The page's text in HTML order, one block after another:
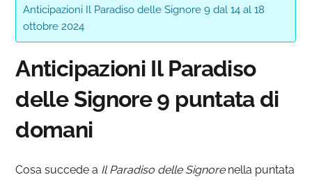
Anticipazioni Il Paradiso delle Signore 9 dal 14 al 18
ottobre 2024
Anticipazioni Il Paradiso
delle Signore 9 puntata di
domani
Cosa succede a Il Paradiso delle Signorenella puntata